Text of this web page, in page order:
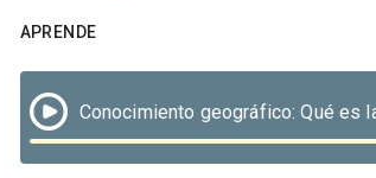
APRENDE
Conocimiento geográfico: Qué es